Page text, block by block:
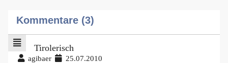
Kommentare (3)
Tirolerisch
agibaer 25.07.2010